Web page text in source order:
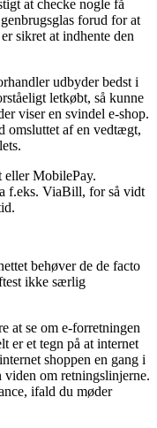
at checke nogle få
forud for at
sikret at indhente den
udbyder bedst i
letkøbt, så kunne
viser en svindel e-shop.
omsluttet af en vedtægt,
eller MobilePay.
f.eks. ViaBill, for så vidt
behøver de de facto
ikke særlig
at se om e-forretningen
er et tegn på at internet
shoppen en gang i
viden om retningslinjerne.
ifald du møder